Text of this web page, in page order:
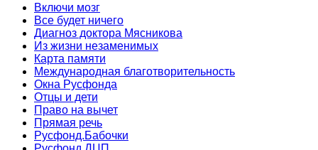
Включи мозг
Все будет ничего
Диагноз доктора Мясникова
Из жизни незаменимых
Карта памяти
Международная благотворительность
Окна Русфонда
Отцы и дети
Право на вычет
Прямая речь
Русфонд.Бабочки